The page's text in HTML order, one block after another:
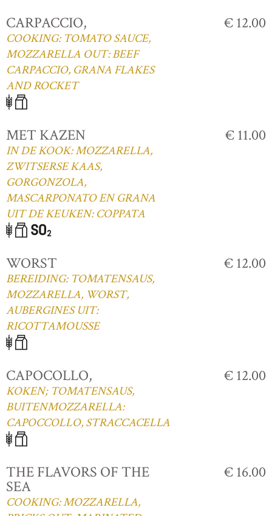
CARPACCIO,
COOKING: TOMATO SAUCE,
MOZZARELLA OUT: BEEF
CARPACCIO, GRANA FLAKES
AND ROCKET
€ 12.00
MET KAZEN
IN DE KOOK: MOZZARELLA,
ZWITSERSE KAAS,
GORGONZOLA,
MASCARPONATO EN GRANA
UIT DE KEUKEN: COPPATA
€ 11.00
WORST
BEREIDING: TOMATENSAUS,
MOZZARELLA, WORST,
AUBERGINES UIT:
RICOTTAMOUSSE
€ 12.00
CAPOCOLLO,
KOKEN; TOMATENSAUS,
BUITENMOZZARELLA:
CAPOCCOLLO, STRACCACELLA
€ 12.00
THE FLAVORS OF THE
SEA
COOKING: MOZZARELLA,
€ 16.00